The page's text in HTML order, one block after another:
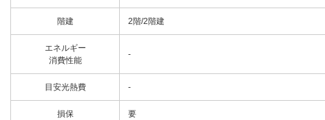
階建 2階/2階建
エネルギー
消費性能
-
目安光熱費 -
損保 要